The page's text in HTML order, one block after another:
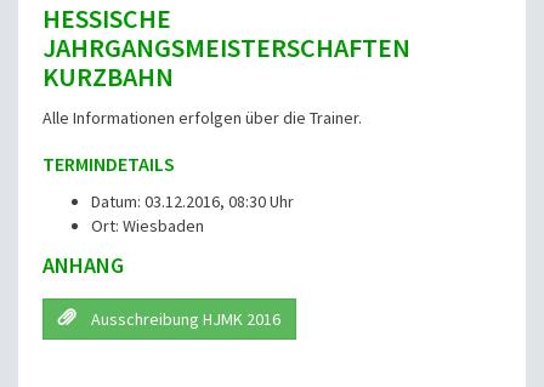
HESSISCHE
JAHRGANGSMEISTERSCHAFTEN
KURZBAHN
Alle Informationen erfolgen über die Trainer.
TERMINDETAILS
Datum: 03.12.2016, 08:30 Uhr
Ort: Wiesbaden
ANHANG
Ausschreibung HJMK 2016